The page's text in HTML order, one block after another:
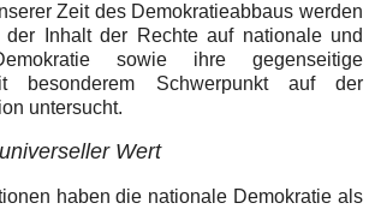
Zeit des Demokratieabbaus werden
Inhalt der Rechte auf nationale und
sowie ihre gegenseitige
besonderem Schwerpunkt auf der
untersucht.
Wert
haben die nationale Demokratie als